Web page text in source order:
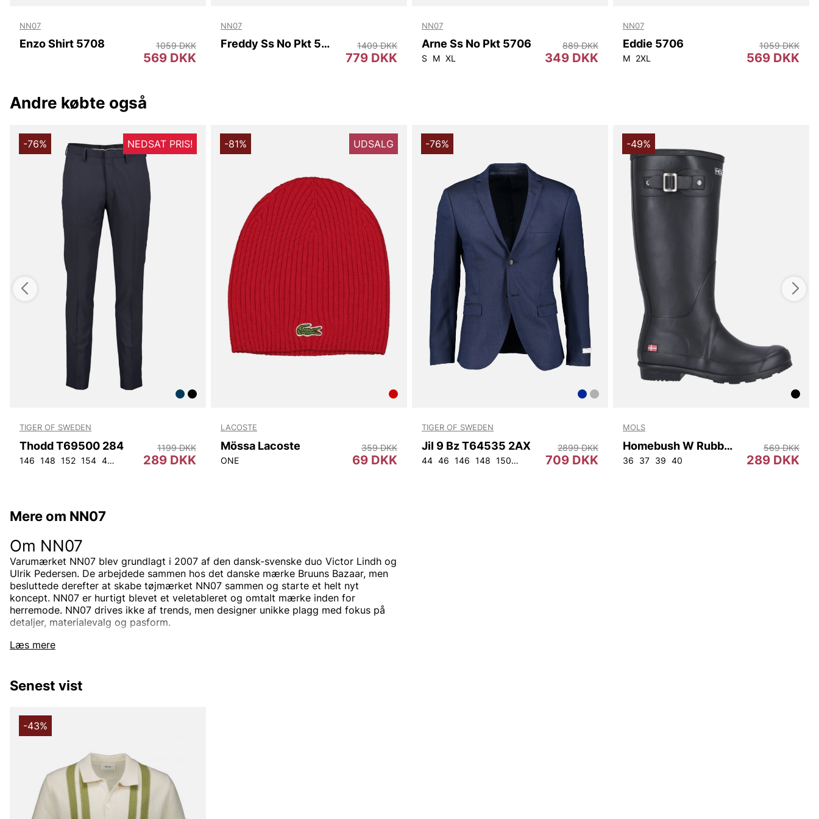
NN07
Enzo Shirt 5708
569 DKK
1059 DKK
NN07
Freddy Ss No Pkt 5025
779 DKK
1409 DKK
NN07
Arne Ss No Pkt 5706
S M XL 349 DKK
889 DKK
NN07
Eddie 5706
M 2XL 569 DKK
1059 DKK
Andre købte også
-76% NEDSAT PRIS!
TIGER OF SWEDEN
Thodd T69500 284
146 148 152 154 44 48 50 52 54 92 104
289 DKK
1199 DKK
-81% UDSALG
LACOSTE
Mössa Lacoste
ONE 69 DKK
359 DKK
-76%
TIGER OF SWEDEN
Jil 9 Bz T64535 2AX
44 46 146 148 150 152 92 96 100 104 108
709 DKK
2899 DKK
-49%
MOLS
Homebush W Rubber Boot
36 37 39 40 289 DKK
569 DKK
Mere om NN07
Læs mere
Om NN07
Varumærket NN07 blev grundlagt i 2007 af den dansk-svenske duo Victor Lindh og
Ulrik Pedersen. De arbejdede sammen hos det danske mærke Bruuns Bazaar, men
besluttede derefter at skabe tøjmærket NN07 sammen og starte et helt nyt
koncept. NN07 er hurtigt blevet et veletableret og omtalt mærke inden for
herremode. NN07 drives ikke af trends, men designer unikke plagg med fokus på
detaljer, materialevalg og pasform.
Hvordan opstod navnet NN07?
NN07 er et mærke for alle, uanset baggrund. Navnet NN07 står derfor for "Ingen
nationalitet" og 07 henviser til året, det blev skabt (2007). Konceptet kalder de
har altid været, at alle mennesker skal føle sig veltilpas i NN07s tøj.
Brandet kombinerer den skandinaviske enkelhed med japansk perfektion i form af
sykunst og materialer. I sortimentet kan man se en blanding af modeorienterede og
sportslige klæder. Vælger du NN07, kan du være sikker på, at tøjet vil være af god
kvalitet; uanset om det gælder et par nye NN07 shorts til ferien, en varm og
Senest vist
-43%